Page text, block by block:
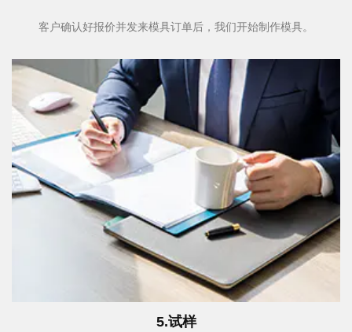
客户确认好报价并发来模具订单后，我们开始制作模具。
5.试样